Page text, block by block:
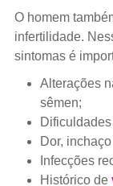
O homem
infertilidade.
sintomas é
Alterações
sêmen;
Dor,
Infecções
Histórico de